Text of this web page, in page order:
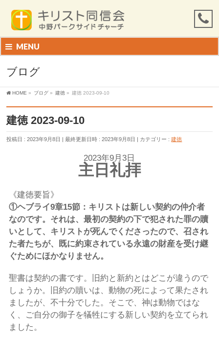
MENU
ブログ
HOME » ブログ » 建徳 » 建徳 2023-09-10
建徳 2023-09-10
投稿日 : 2023年9月8日 最終更新日時 : 2023年9月8日 カテゴリー :建徳
2023年9月3日
主日礼拝
《建徳要旨》
①ヘブライ9章15節： キリストは新しい契約の仲介者
なのです。それは、最初の契約の下で犯された罪の贖
いとして、キリストが死んでくださったので、召され
た者たちが、既に約束されている永遠の財産を受け継
ぐためにほかなりません。
聖書は契約の書です。旧約と新約とはどこが違うので
しょうか。旧約の贖いは、動物の死によって果たされ
ましたが、不十分でした。そこで、神は動物ではな
く、ご自分の御子を犠牲にする新しい契約を立てられ
ました。